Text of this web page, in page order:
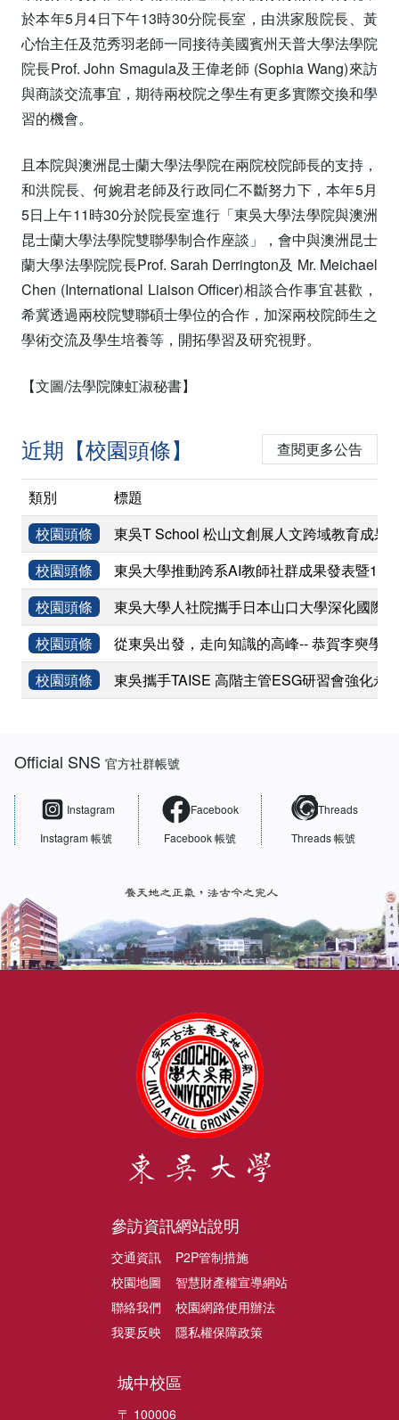
於本年5月4日下午13時30分院長室，由洪家殷院長、黃
心怡主任及范秀羽老師一同接待美國賓州天普大學法學院
院長Prof. John Smagula及王偉老師 (Sophia Wang)來訪
與商談交流事宜，期待兩校院之學生有更多實際交換和學
習的機會。
且本院與澳洲昆士蘭大學法學院在兩院校院師長的支持，
和洪院長、何婉君老師及行政同仁不斷努力下，本年5月
5日上午11時30分於院長室進行「東吳大學法學院與澳洲
昆士蘭大學法學院雙聯學制合作座談」，會中與澳洲昆士
蘭大學法學院院長Prof. Sarah Derrington及 Mr. Meichael
Chen (International Liaison Officer)相談合作事宜甚歡，
希冀透過兩校院雙聯碩士學位的合作，加深兩校院師生之
學術交流及學生培養等，開拓學習及研究視野。
【文圖/法學院陳虹淑秘書】
近期【校園頭條】 查閱更多公告
類別
標題
校園頭條
東吳T School 松山文創展人文跨域教育成果
校園頭條
東吳大學推動跨系AI教師社群成果發表暨
校園頭條
東吳大學人社院攜手日本山口大學深化國際
校園頭條
從東吳出發，走向知識的高峰-- 恭賀李奭學
校園頭條
東吳攜手TAISE 高階主管ESG研習會強化永
Official SNS官方社群帳號
Instagram
Instagram 帳號
Facebook
Facebook 帳號
Threads
Threads 帳號
參訪資訊
交通資訊
校園地圖
聯絡我們
我要反映
網站說明
P2P管制措施
智慧財產權宣導網站
校園網路使用辦法
隱私權保障政策
城中校區
〒 100006